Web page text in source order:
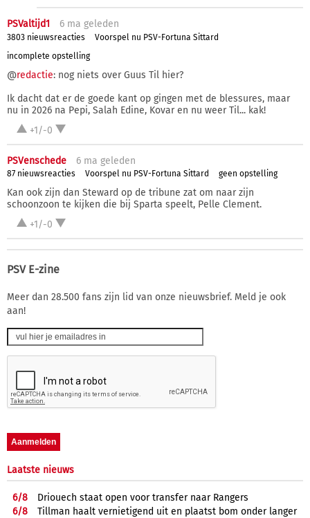
PSValtijd1 6 ma geleden
3803 nieuwsreacties
Voorspel nu PSV-Fortuna Sittard
incomplete opstelling
@redactie: nog niets over Guus Til hier?
Ik dacht dat er de goede kant op gingen met de blessures, maar
nu in 2026 na Pepi, Salah Edine, Kovar en nu weer Til... kak!
+1/-0
PSVenschede 6 ma geleden
87 nieuwsreacties Voorspel nu PSV-Fortuna Sittard geen opstelling
Kan ook zijn dan Steward op de tribune zat om naar zijn
schoonzoon te kijken die bij Sparta speelt, Pelle Clement.
+1/-0
PSV E-zine
Meer dan 28.500 fans zijn lid van onze nieuwsbrief. Meld je ook
aan!
Laatste nieuws
6/8
Driouech staat open voor transfer naar Rangers
6/8
Tillman haalt vernietigend uit en plaatst bom onder langer